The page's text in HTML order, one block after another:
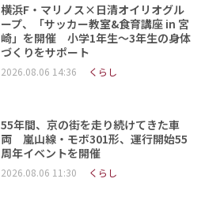
横浜F・マリノス×日清オイリオグル
ープ、「サッカー教室&食育講座 in 宮
崎」を開催 小学1年生～3年生の身体
づくりをサポート
2026.08.06 14:36 くらし
55年間、京の街を走り続けてきた車
両 嵐山線・モボ301形、運行開始55
周年イベントを開催
2026.08.06 11:30 くらし